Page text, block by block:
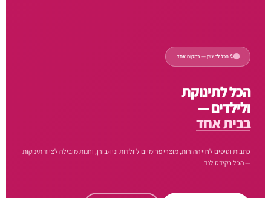
✨ הכל לתינוק — במקום אחד
הכל לתינוקת
ולילדים —
בבית אחד
כתבות וטיפים לחיי ההורות, מוצרי פרימיום ליולדות וניו-בורן, וחנות מובילה לציוד תינוקות
— הכל בקידס לנד.